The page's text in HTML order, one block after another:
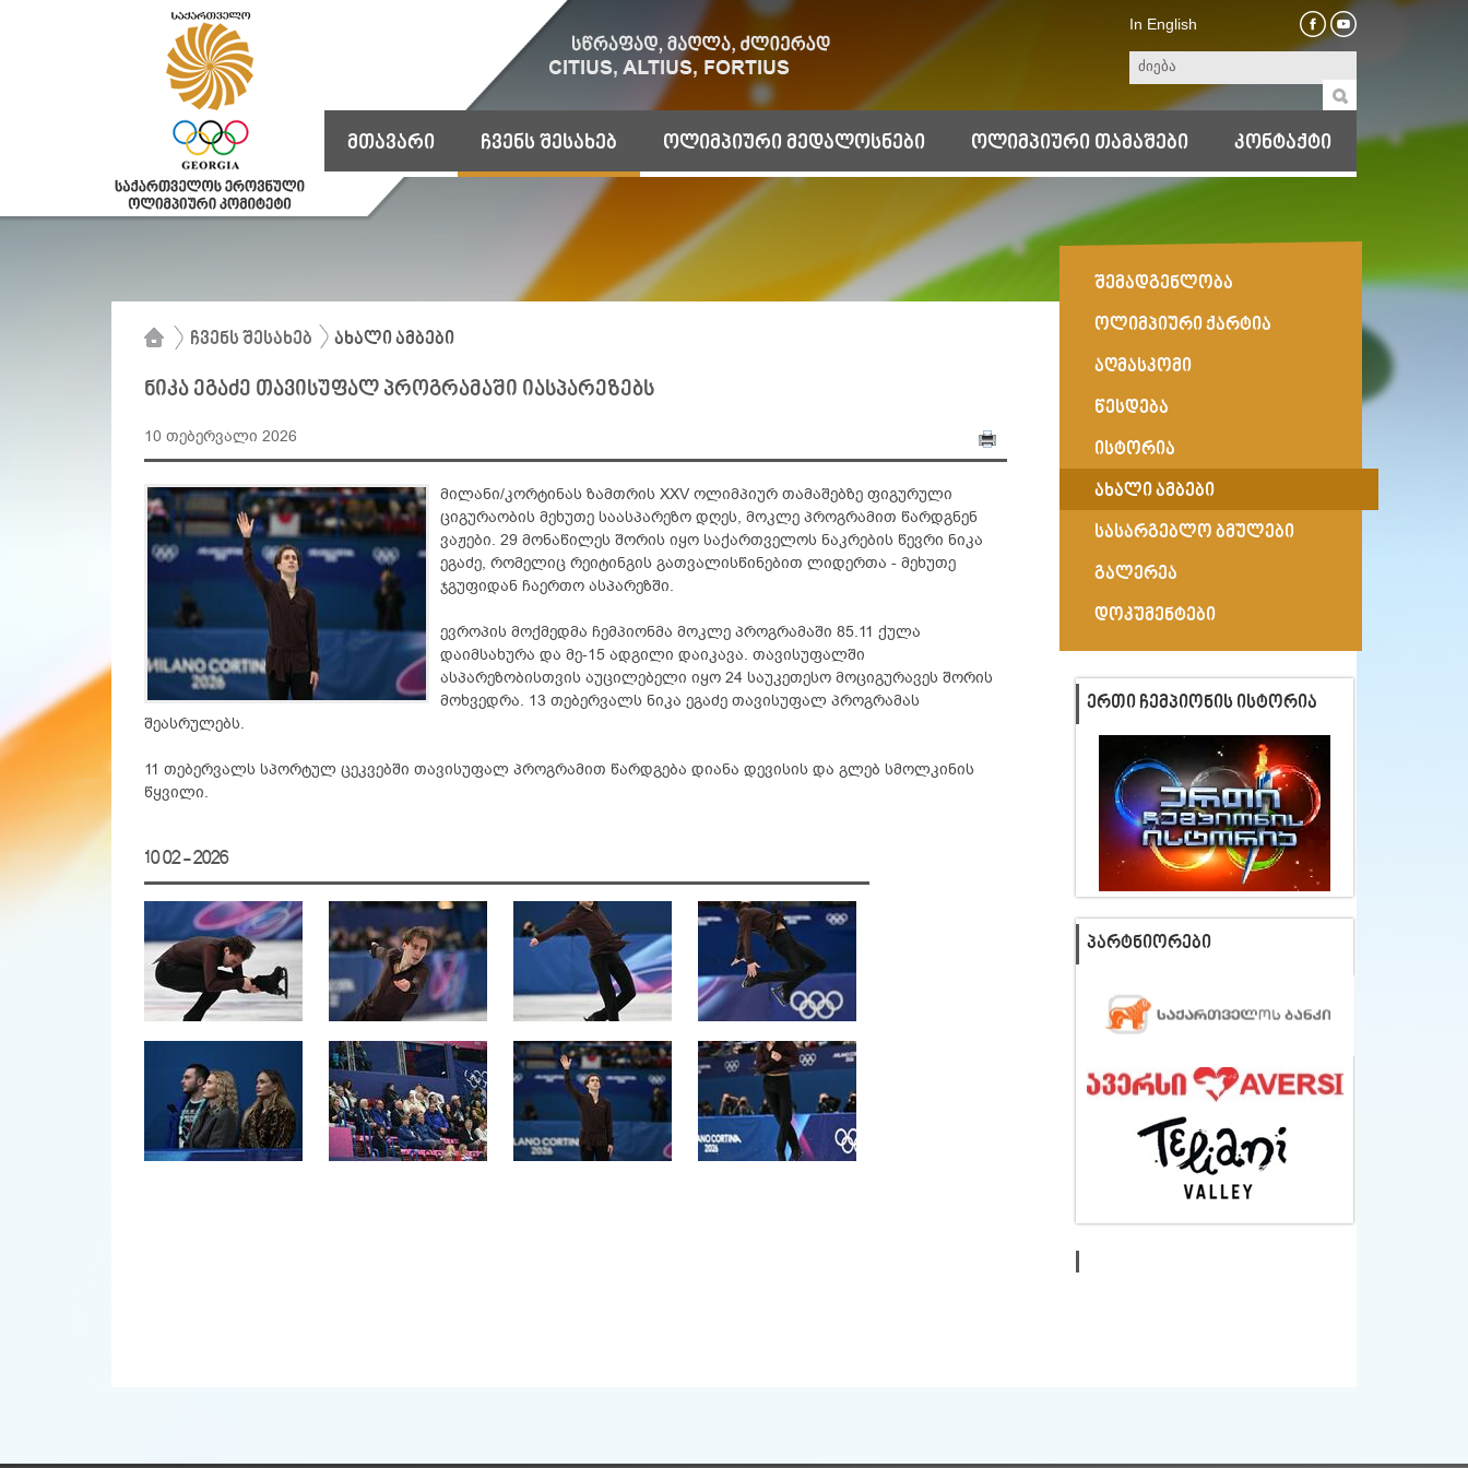
In English
მთავარი ჩვენს შესახებ ოლიმპიური მედალოსნები ოლიმპიური თამაშები კონტაქტი
ჩვენს შესახებ ახალი ამბები
შემადგენლობა
ოლიმპიური ქარტია
აღმასკომი
წესდება
ისტორია
ახალი ამბები
სასარგებლო ბმულები
გალერეა
დოკუმენტები
ᲔᲠᲗᲘ ᲩᲔᲛᲞᲘᲝᲜᲘᲡ ᲘᲡᲢᲝᲠᲘᲐ
ᲞᲐᲠᲢᲜᲘᲝᲠᲔᲑᲘ
ნიკა ეგაძე თავისუფალ პროგრამაში იასპარეზებს
10 თებერვალი 2026
მილანი/კორტინას ზამთრის XXV ოლიმპიურ თამაშებზე ფიგურული
ციგურაობის მეხუთე საასპარეზო დღეს, მოკლე პროგრამით წარდგნენ
ვაჟები. 29 მონაწილეს შორის იყო საქართველოს ნაკრების წევრი ნიკა
ეგაძე, რომელიც რეიტინგის გათვალისწინებით ლიდერთა - მეხუთე
ჯგუფიდან ჩაერთო ასპარეზში.
ევროპის მოქმედმა ჩემპიონმა მოკლე პროგრამაში 85.11 ქულა
დაიმსახურა და მე-15 ადგილი დაიკავა. თავისუფალში
ასპარეზობისთვის აუცილებელი იყო 24 საუკეთესო მოციგურავეს შორის
მოხვედრა. 13 თებერვალს ნიკა ეგაძე თავისუფალ პროგრამას
შეასრულებს.
11 თებერვალს სპორტულ ცეკვებში თავისუფალ პროგრამით წარდგება დიანა დევისის და გლებ სმოლკინის
წყვილი.
10 02 - 2026